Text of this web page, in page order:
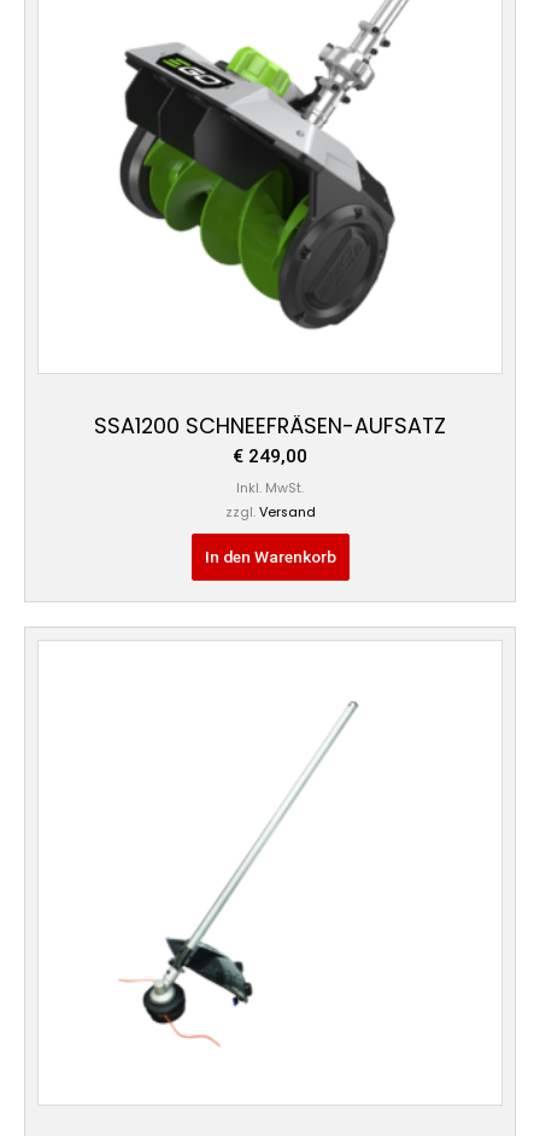
SSA1200 SCHNEEFRÄSEN-AUFSATZ
€ 249,00
Inkl. MwSt.
zzgl. Versand
In den Warenkorb